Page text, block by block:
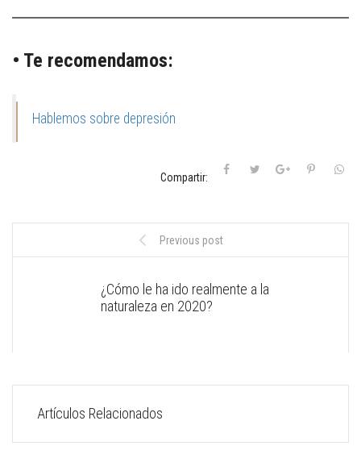
• Te recomendamos:
Hablemos sobre depresión
Compartir:
Previous post
¿Cómo le ha ido realmente a la
naturaleza en 2020?
Artículos Relacionados